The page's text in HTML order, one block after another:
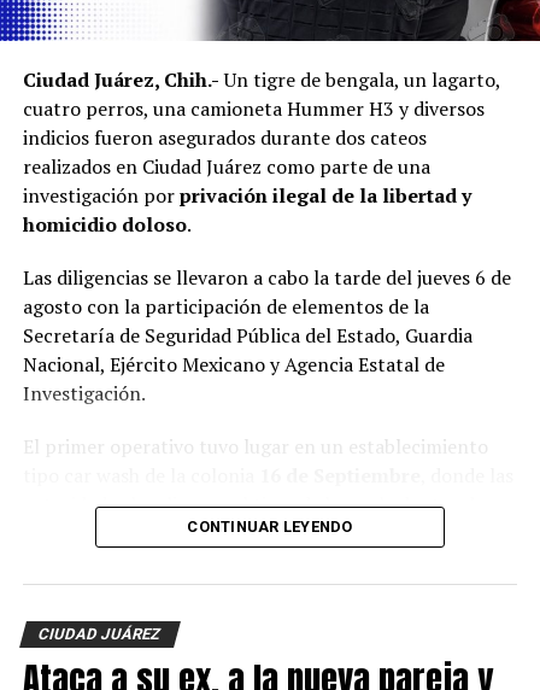
Ciudad Juárez, Chih.-Un tigre de bengala, un lagarto,
cuatro perros, una camioneta Hummer H3 y diversos
indicios fueron asegurados durante dos cateos
realizados en Ciudad Juárez como parte de una
investigación porprivación ilegal de la libertad y
homicidio doloso.
Las diligencias se llevaron a cabo la tarde del jueves 6 de
agosto con la participación de elementos de la
Secretaría de Seguridad Pública del Estado, Guardia
Nacional, Ejército Mexicano y Agencia Estatal de
Investigación.
El primer operativo tuvo lugar en un establecimiento
autoridades localizaron al tigre de bengala dentro de
una jaula, además de un lagarto y cuatro perros.
En el mismo sitio fue asegurada unaHummer H3,
vehículo que presuntamente estaría relacionado con los
hechos que son investigados.
CONTINUAR LEYENDO
CIUDAD JUÁREZ
Ataca a su ex, a la nueva pareja y